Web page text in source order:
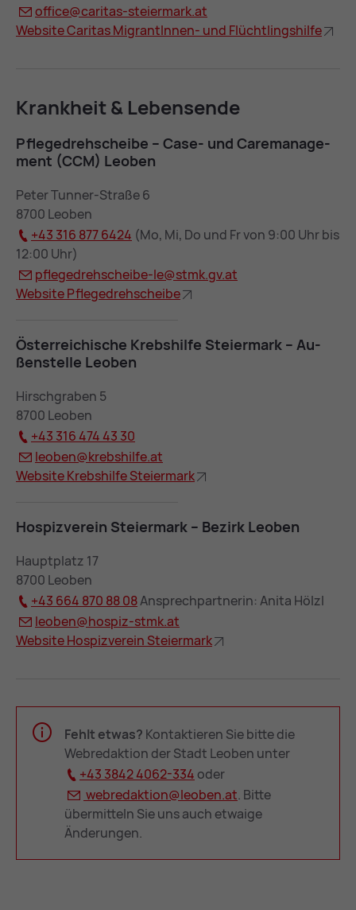
of­fice@ca­ri­tas-stei­er­mark.at
Web­site Ca­ri­tas Mi­gran­tIn­nen- und Flücht­lings­hil­fe
Krank­heit & Le­bens­en­de
Pfle­ge­dreh­schei­be – Case- und Ca­re­ma­nage­
ment (CCM) Leo­ben
Peter Tunner-Straße 6
8700 Leoben
+43 316 877 6424 (Mo, Mi, Do und Fr von 9:00 Uhr bis
12:00 Uhr)
pfle­ge­dreh­schei­be-le@stmk.gv.at
Web­site Pfle­ge­dreh­schei­be
Öster­rei­chi­sche Krebs­hil­fe Stei­er­mark – Au­
ßen­stel­le Leo­ben
Hirschgraben 5
8700 Leoben
+43 316 474 43 30
leo­ben@krebs­hil­fe.at
Web­site Krebs­hil­fe Stei­er­mark
Hos­piz­ver­ein Stei­er­mark – Be­zirk Leo­ben
Hauptplatz 17
8700 Leoben
+43 664 870 88 08Ansprechpartnerin: Anita Hölzl
leo­ben@hos­piz-stmk.at
Web­site Hos­piz­ver­ein Stei­er­mark
Fehlt etwas? Kontaktieren Sie bitte die
Webredaktion der Stadt Leoben unter
+43 3842 4062-334 oder
we­bre­dak­ti­on@leo­ben.at. Bitte
übermitteln Sie uns auch etwaige
Änderungen.